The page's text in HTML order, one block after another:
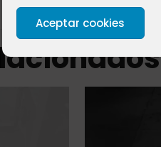
Aceptar cookies